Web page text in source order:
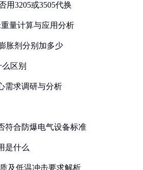
用3205或3505代换
量计算与应用分析
胀剂分别加多少
区别
需求调研与分析
符合防爆电气设备标准
是什么
及低温冲击要求解析